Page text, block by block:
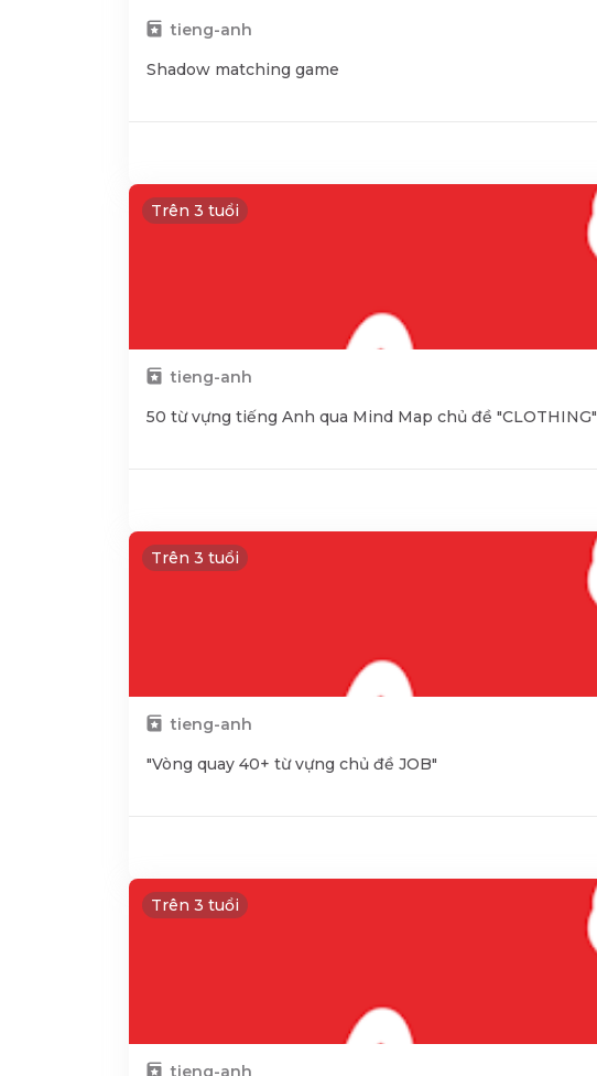
tieng-anh
Shadow matching game
Trên 3 tuổi
tieng-anh
50 từ vựng tiếng Anh qua Mind Map chủ đề "CLOTHING"
Trên 3 tuổi
tieng-anh
"Vòng quay 40+ từ vựng chủ đề JOB"
Trên 3 tuổi
tieng-anh